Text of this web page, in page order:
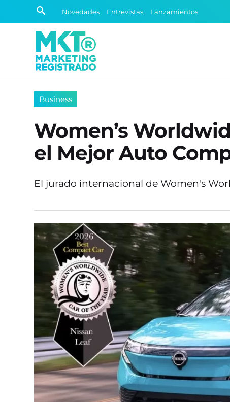
Novedades Entrevistas Lanzamientos
Business
Women’s
el Mejor Auto
El jurado internacional de Women's